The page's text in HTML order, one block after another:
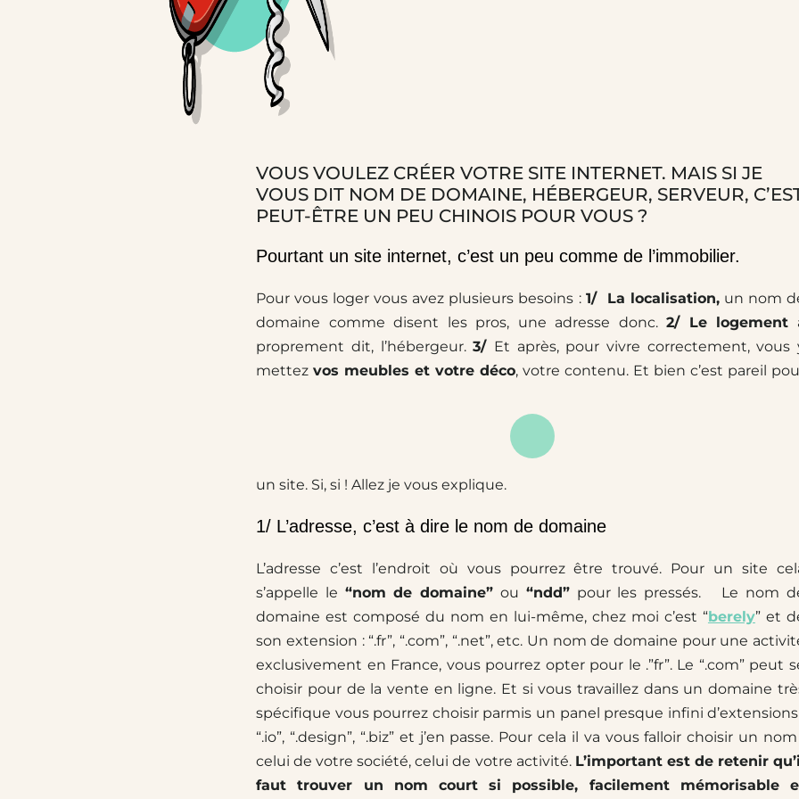
VOUS VOULEZ CRÉER VOTRE SITE INTERNET. MAIS SI JE
VOUS DIT NOM DE DOMAINE, HÉBERGEUR, SERVEUR,
PEUT-ÊTRE UN PEU CHINOIS POUR VOUS ?
Pourtant un site internet, c’est un peu comme de l’immobilier.
Pour vous loger vous avez plusieurs besoins : 1/ La localisation,un nom
domaine comme disent les pros, une adresse donc.2/ Le logement
proprement dit, l’hébergeur.3/ Et après, pour vivre correctement, vous
mettezvos meubles et votre déco, votre contenu. Et bien c’est pareil
un site. Si, si ! Allez je vous explique.
1/ L’adresse, c’est à dire le nom de domaine
L’adresse c’est l’endroit où vous pourrez être trouvé. Pour un site
s’appelle le “nom de domaine” ou “ndd”pour les pressés.
Le nom
domaine est composé du nom en lui-même, chez moi c’est “berely” et
son extension : “.fr”, “.com”, “.net”, etc. Un nom de domaine pour une
exclusivement en France, vous pourrez opter pour le .”fr”. Le “.com” peut
choisir pour de la vente en ligne. Et si vous travaillez dans un domaine
spécifique vous pourrez choisir parmis un panel presque infini d’extensions
“.io”, “.design”, “.biz” et j’en passe. Pour cela il va vous falloir choisir un
celui de votre société, celui de votre activité. L’important est de retenir
faut trouver un nom court si possible, facilement mémorisable